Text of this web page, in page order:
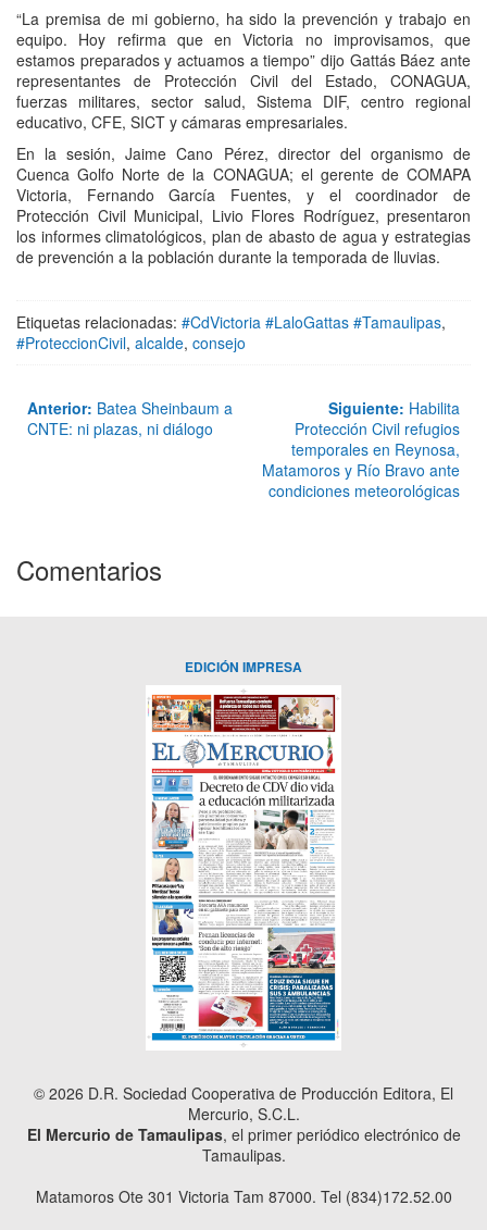
“La premisa de mi gobierno, ha sido la prevención y trabajo en
equipo. Hoy refirma que en Victoria no improvisamos, que
estamos preparados y actuamos a tiempo” dijo Gattás Báez ante
representantes de Protección Civil del Estado, CONAGUA,
fuerzas militares, sector salud, Sistema DIF, centro regional
educativo, CFE, SICT y cámaras empresariales.
En la sesión, Jaime Cano Pérez, director del organismo de
Cuenca Golfo Norte de la CONAGUA; el gerente de COMAPA
Victoria, Fernando García Fuentes, y el coordinador de
Protección Civil Municipal, Livio Flores Rodríguez, presentaron
los informes climatológicos, plan de abasto de agua y estrategias
de prevención a la población durante la temporada de lluvias.
Etiquetas relacionadas: #CdVictoria #LaloGattas #Tamaulipas,
#ProteccionCivil, alcalde, consejo
Anterior: Batea Sheinbaum a
CNTE: ni plazas, ni diálogo
Siguiente: Habilita
Protección Civil refugios
temporales en Reynosa,
Matamoros y Río Bravo ante
condiciones meteorológicas
Comentarios
EDICIÓN IMPRESA
© 2026 D.R. Sociedad Cooperativa de Producción Editora, El
Mercurio, S.C.L.
El Mercurio de Tamaulipas, el primer periódico electrónico de
Tamaulipas.
Matamoros Ote 301 Victoria Tam 87000. Tel (834)172.52.00